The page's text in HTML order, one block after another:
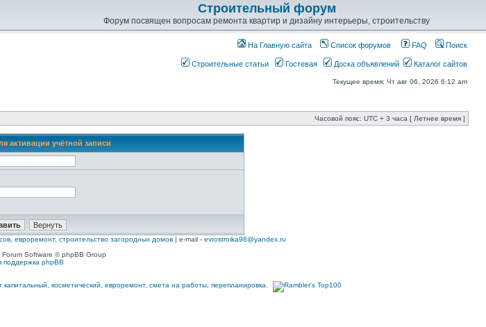
Строительный форум
Форум посвящен вопросам ремонта квартир и дизайну интерьеры, строительству
На Главную сайта Список форумов FAQ Поиск
Строительные статьи Гостевая Доска объявлений Каталог сайтов
Текущее время: Чт авг 06, 2026 6:12 am
Часовой пояс: UTC + 3 часа [ Летнее время ]
активации учётной записи
евроремонт, строительство загородных домов | e-mail - evrostroika98@yandex.ru
Forum Software © phpBB Group
поддержка phpBB